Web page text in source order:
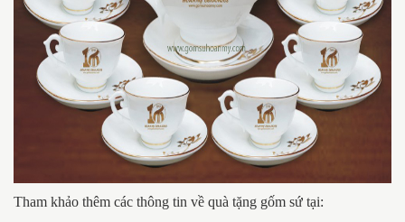
Tham khảo thêm các thông tin về quà tặng gốm sứ tại: